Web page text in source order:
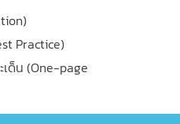
Practice)
เด็น (One-page